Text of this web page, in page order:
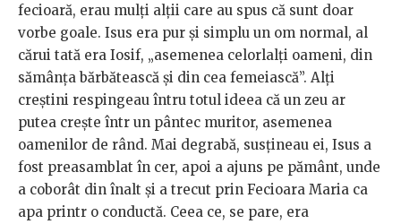
fecioară, erau mulți alții care au spus că sunt doar
vorbe goale. Isus era pur și simplu un om normal, al
cărui tată era Iosif, „asemenea celorlalți oameni, din
sămânța bărbătească și din cea femeiască”. Alți
creștini respingeau întru totul ideea că un zeu ar
putea crește într un pântec muritor, asemenea
oamenilor de rând. Mai degrabă, susțineau ei, Isus a
fost preasamblat în cer, apoi a ajuns pe pământ, unde
a coborât din înalt și a trecut prin Fecioara Maria ca
apa printr o conductă. Ceea ce, se pare, era